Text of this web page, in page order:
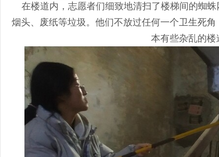
在楼道内，志愿者们细致地清扫了楼梯间的蜘
烟头、废纸等垃圾。他们不放过任何一个卫生死
本有些杂乱的